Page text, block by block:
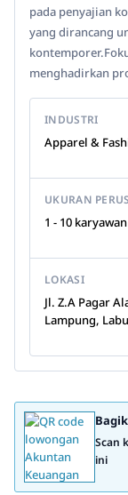
pada penyajian
yang dirancang
menghadirkan
INDUSTRI
Apparel &
UKURAN
1 - 10 karyawan
LOKASI
Jl. Z.A Pagar
Lampung,
Scan
ini